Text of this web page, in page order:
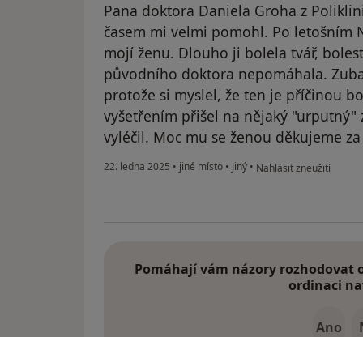
Pana doktora Daniela Groha z
časem mi velmi pomohl. Po letošním
mojí ženu. Dlouho ji bolela tvář,
původního doktora nepomáhala.
protože si myslel, že ten je příčinou
vyšetřením přišel na nějaký
vyléčil. Moc mu se ženou děkujeme
22. ledna 2025 • jiné místo • Jiný • podle názoru uživatele
Nahlásit zneužití
Pomáhají vám názory rozhodovat
ordinaci
Ano